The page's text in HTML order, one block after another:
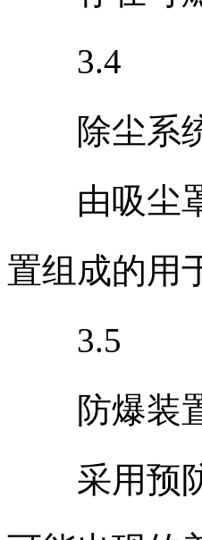
3.4
除尘系统
由吸尘罩
置组成的用
3.5
防爆装置
采用预防